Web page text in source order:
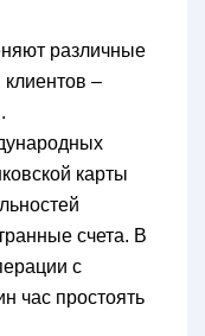
различные
–
карты
счета. В
с
час простоять